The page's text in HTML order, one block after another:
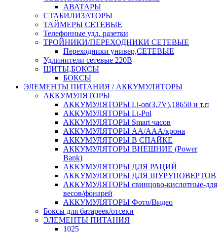
АВАТАРЫ
СТАБИЛИЗАТОРЫ
ТАЙМЕРЫ СЕТЕВЫЕ
Телефонные удл. разетки
ТРОЙНИКИ/ПЕРЕХОДНИКИ СЕТЕВЫЕ
Переходники универ,СЕТЕВЫЕ
Удлинители сетевые 220В
ЩИТЫ,БОКСЫ
БОКСЫ
ЭЛЕМЕНТЫ ПИТАНИЯ / АККУМУЛЯТОРЫ
АККУМУЛЯТОРЫ
АККУМУЛЯТОРЫ Li-on(3,7V),18650 и т.п
АККУМУЛЯТОРЫ Li-Pol
АККУМУЛЯТОРЫ Smart часов
АККУМУЛЯТОРЫ АА/ААА/крона
АККУМУЛЯТОРЫ В СПАЙКЕ
АККУМУЛЯТОРЫ ВНЕШНИЕ (Power
Bank)
АККУМУЛЯТОРЫ ДЛЯ РАЦИЙ
АККУМУЛЯТОРЫ ДЛЯ ШУРУПОВЕРТОВ
АККУМУЛЯТОРЫ свинцово-кислотные-для
весов/фонарей
АККУМУЛЯТОРЫ Фото/Видео
Боксы для батареек/отсеки
ЭЛЕМЕНТЫ ПИТАНИЯ
1025